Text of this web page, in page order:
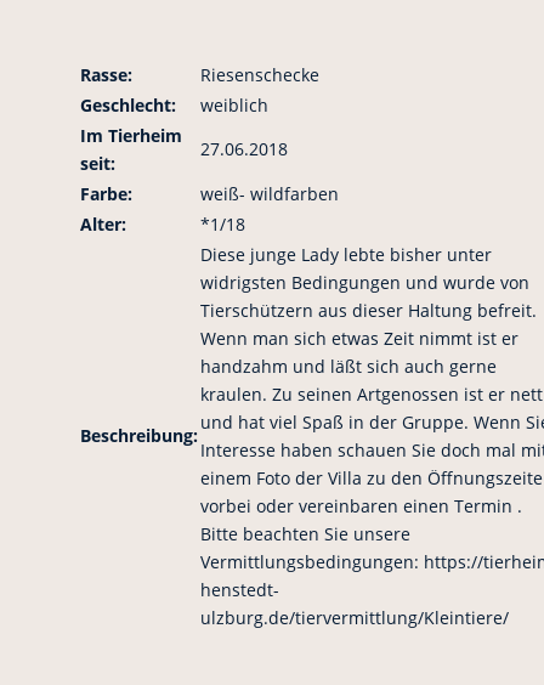
Rasse:
Riesenschecke
Geschlecht:
weiblich
Im Tierheim
seit:
27.06.2018
Farbe:
weiß- wildfarben
Alter:
*1/18
Beschreibung:
Diese junge Lady lebte bisher unter
widrigsten Bedingungen und wurde von
Tierschützern aus dieser Haltung befreit.
Wenn man sich etwas Zeit nimmt ist er
handzahm und läßt sich auch gerne
kraulen. Zu seinen Artgenossen ist er nett
und hat viel Spaß in der Gruppe. Wenn
Interesse haben schauen Sie doch mal
einem Foto der Villa zu den
vorbei oder vereinbaren einen Termin .
Bitte beachten Sie unsere
Vermittlungsbedingungen: https://
henstedt-
ulzburg.de/tiervermittlung/Kleintiere/